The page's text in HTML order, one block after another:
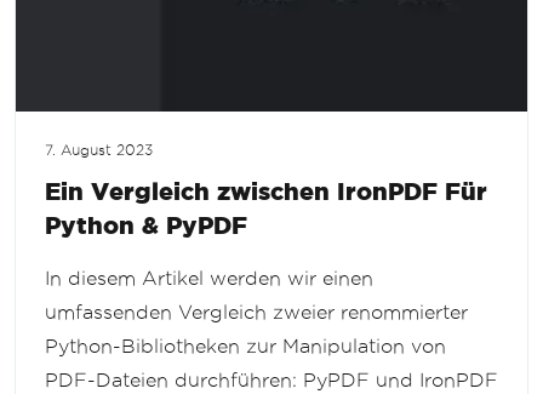
7. August 2023
Ein Vergleich zwischen IronPDF Für
Python & PyPDF
In diesem Artikel werden wir einen
umfassenden Vergleich zweier renommierter
Python-Bibliotheken zur Manipulation von
PDF-Dateien durchführen: PyPDF und IronPDF